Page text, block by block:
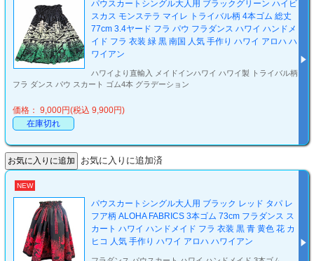
パウスカートシングル大人用 ブラックグリーン ハイビ
スカス モンステラ マイレ トライバル柄 4本ゴム 総丈
77cm 3.4ヤード フラ パウ フラダンス ハワイ ハンドメ
イド フラ 衣装 緑 黒 南国 人気 手作り ハワイ アロハ ハ
ワイアン
ハワイより直輸入 メイドインハワイ ハワイ製 トライバル柄
フラ ダンス パウ スカート ゴム4本 グラデーション
価格： 9,000円(税込 9,900円)
在庫切れ
お気に入りに追加済
NEW
パウスカートシングル大人用 ブラック レッド タパ レ
フア柄 ALOHA FABRICS 3本ゴム 73cm フラダンス ス
カート ハワイ ハンドメイド フラ 衣装 黒 青 黄色 花 カ
ヒコ 人気 手作り ハワイ アロハ ハワイアン